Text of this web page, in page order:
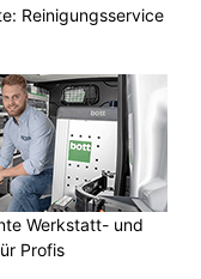
Reinigungsservice
Werkstatt- und
Profis